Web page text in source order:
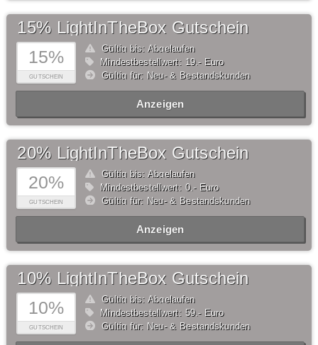
15%
GUTSCHEIN
15% LightInTheBox Gutschein
Gültig bis: Abgelaufen
Mindestbestellwert: 19,- Euro
Gültig für: Neu- & Bestandskunden
Anzeigen
20%
GUTSCHEIN
20% LightInTheBox Gutschein
Gültig bis: Abgelaufen
Mindestbestellwert: 0,- Euro
Gültig für: Neu- & Bestandskunden
Anzeigen
10%
GUTSCHEIN
10% LightInTheBox Gutschein
Gültig bis: Abgelaufen
Mindestbestellwert: 59,- Euro
Gültig für: Neu- & Bestandskunden